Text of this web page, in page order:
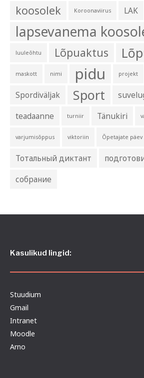
koosolek Koroonaviirus LAK
lapsevanema
luuleõhtu Lõpuaktus
maskott nimi pidu projekt
Spordiväljak Sport
teadaanne
turniir Tänukiri
varjumisõppus viktoriin Õpetajate päev
Тотальный диктант
собрание
Kasulikud lingid:
Stuudium
Gmail
Intranet
Moodle
Arno